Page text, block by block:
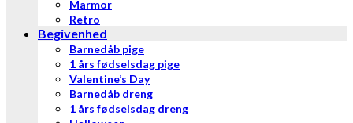
Marmor
Retro
Begivenhed
Barnedåb pige
1 års fødselsdag pige
Valentine’s Day
Barnedåb dreng
1 års fødselsdag dreng